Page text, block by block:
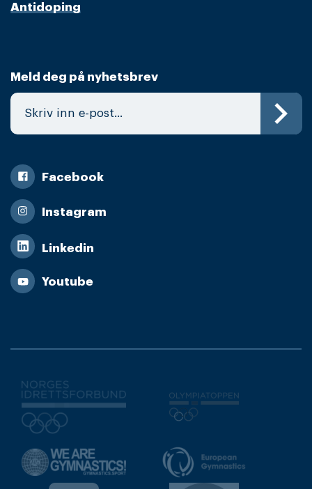
Antidoping
Meld deg på nyhetsbrev
Facebook
Instagram
Linkedin
Youtube